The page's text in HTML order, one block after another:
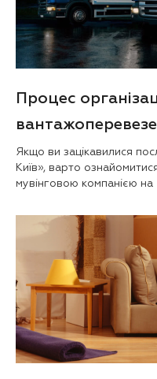
Процес
Якщо ви зацікавилися
Київ», варто
мувінговою компанією на